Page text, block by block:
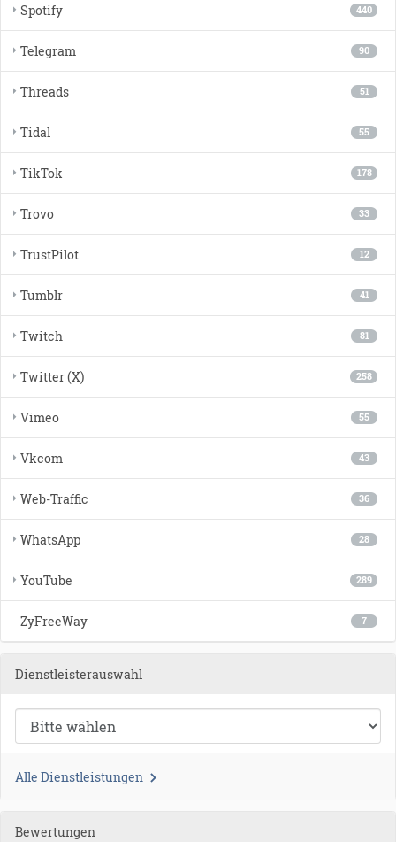
440
Spotify
90
Telegram
51
Threads
55
Tidal
178
TikTok
33
Trovo
12
TrustPilot
41
Tumblr
81
Twitch
258
Twitter (X)
55
Vimeo
43
Vkcom
36
Web-Traffic
28
WhatsApp
289
YouTube
7
ZyFreeWay
Dienstleisterauswahl
Alle Dienstleistungen
Bewertungen